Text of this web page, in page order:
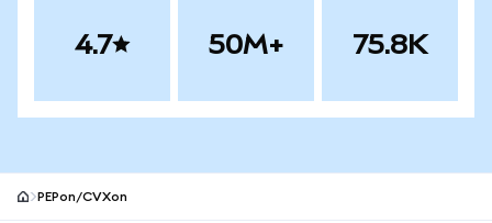
4.7 50M+ 75.8K
PEPon/CVXon